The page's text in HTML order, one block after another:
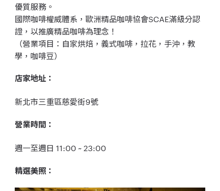
優質服務。
國際咖啡權威體系，歐洲精品咖啡協會SCAE滿級分認
證， 以推廣精品咖啡為理念！
（營業項目：自家烘焙，義式咖啡，拉花，手沖，教
學，咖啡豆）
店家地址：
新北市三重區慈愛街9號
營業時間：
週一至週日 11:00 ~ 23:00
精選美照：